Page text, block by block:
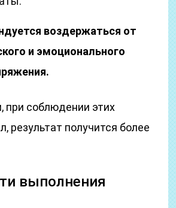
воздержаться от
и эмоционального
при соблюдении этих
результат получится более
выполнения